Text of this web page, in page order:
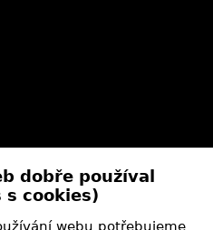
dobře používal
s cookies)
webu potřebujeme